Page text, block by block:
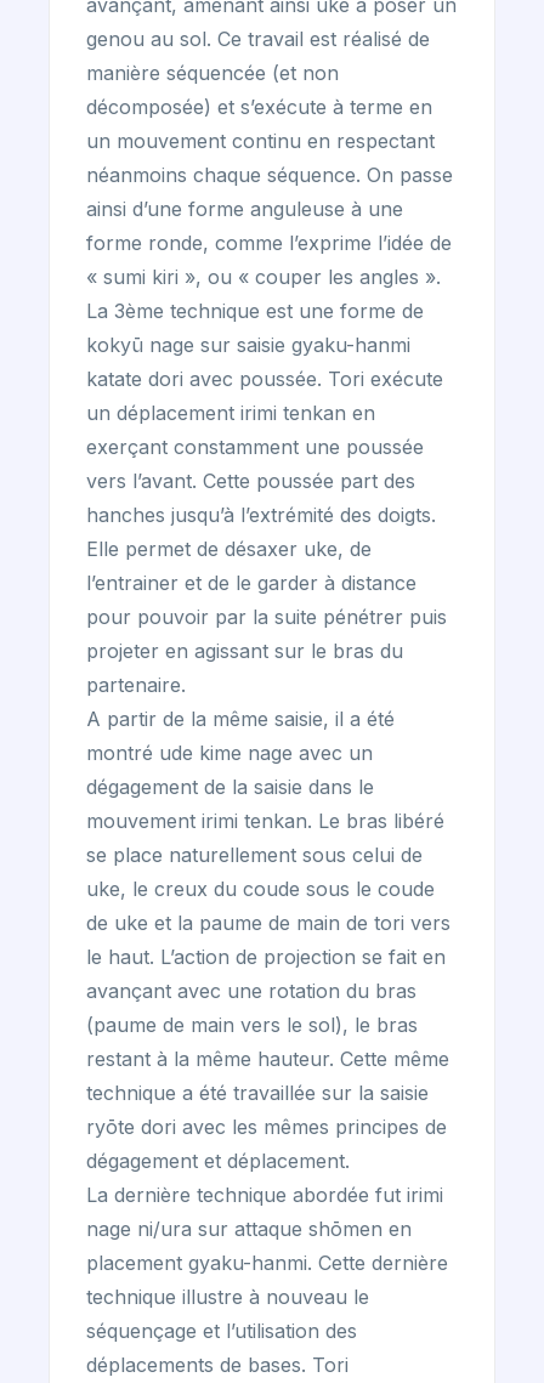
avançant, amenant ainsi uke à poser un
genou au sol. Ce travail est réalisé de
manière séquencée (et non
décomposée) et s’exécute à terme en
un mouvement continu en respectant
néanmoins chaque séquence. On passe
ainsi d’une forme anguleuse à une
forme ronde, comme l’exprime l’idée de
« sumi kiri », ou « couper les angles ».
La 3ème technique est une forme de
kokyū nage sur saisie gyaku-hanmi
katate dori avec poussée. Tori exécute
un déplacement irimi tenkan en
exerçant constamment une poussée
vers l’avant. Cette poussée part des
hanches jusqu’à l’extrémité des doigts.
Elle permet de désaxer uke, de
l’entrainer et de le garder à distance
pour pouvoir par la suite pénétrer puis
projeter en agissant sur le bras du
partenaire.
A partir de la même saisie, il a été
montré ude kime nage avec un
dégagement de la saisie dans le
mouvement irimi tenkan. Le bras libéré
se place naturellement sous celui de
uke, le creux du coude sous le coude
de uke et la paume de main de tori vers
le haut. L’action de projection se fait en
avançant avec une rotation du bras
(paume de main vers le sol), le bras
restant à la même hauteur. Cette même
technique a été travaillée sur la saisie
ryōte dori avec les mêmes principes de
dégagement et déplacement.
La dernière technique abordée fut irimi
nage ni/ura sur attaque shōmen en
placement gyaku-hanmi. Cette dernière
technique illustre à nouveau le
séquençage et l’utilisation des
déplacements de bases. Tori